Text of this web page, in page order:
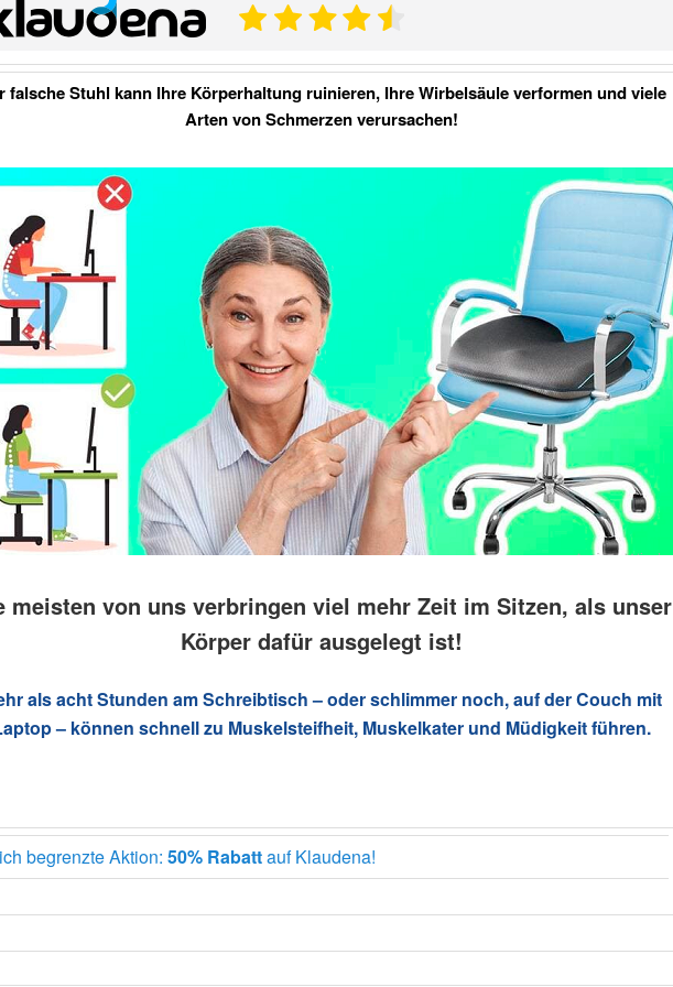
falsche Stuhl kann Ihre Körperhaltung ruinieren, Ihre Wirbelsäule verformen und viele
Arten von Schmerzen verursachen!
meisten von uns verbringen viel mehr Zeit im Sitzen, als unser
Körper dafür ausgelegt ist!
als acht Stunden am Schreibtisch – oder schlimmer noch, auf der Couch mit
– können schnell zu Muskelsteifheit, Muskelkater und Müdigkeit führen.
begrenzte Aktion: 50% Rabattauf Klaudena!